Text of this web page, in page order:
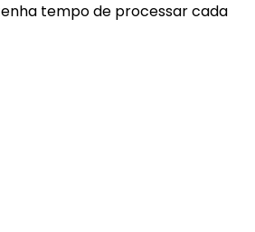
tempo de processar cada